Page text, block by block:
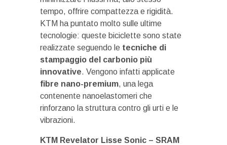
tempo, offrire compattezza e rigidità.
KTM ha puntato molto sulle ultime
tecnologie: queste biciclette sono state
realizzate seguendo le tecniche di
stampaggio del carbonio più
innovative. Vengono infatti applicate
fibre nano-premium, una lega
contenente nanoelastomeri che
rinforzano la struttura contro gli urti e le
vibrazioni.
KTM Revelator Lisse Sonic – SRAM